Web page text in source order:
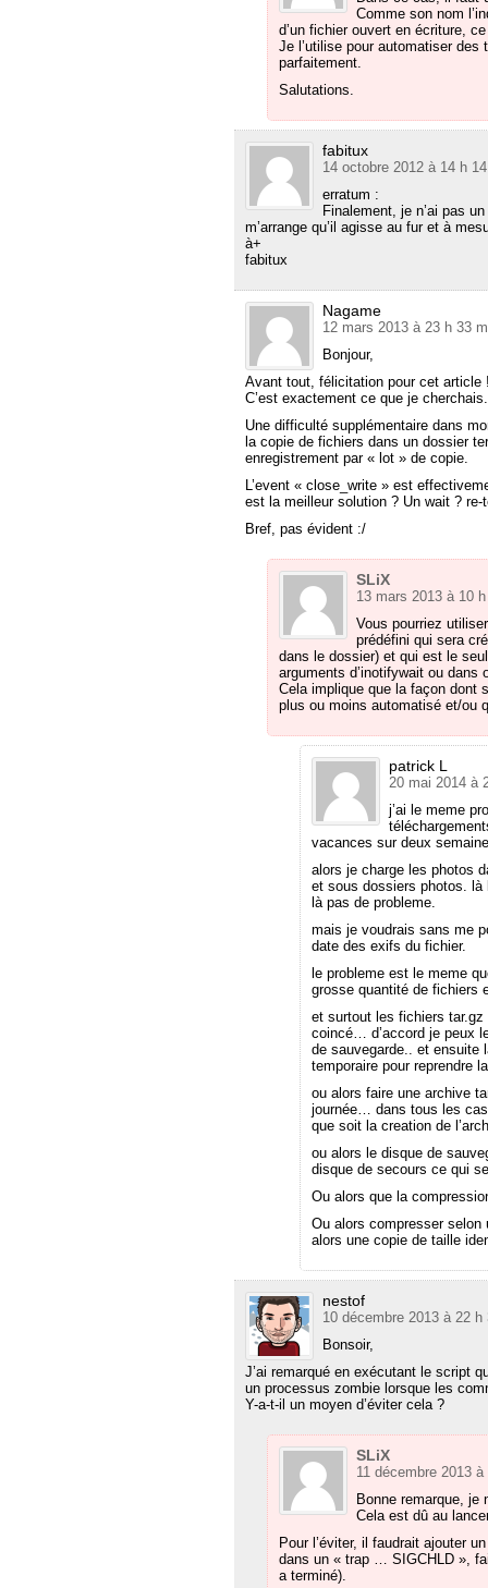
Comme son nom
d’un fichier ouvert en écriture,
Je l’utilise pour automatiser
parfaitement.
Salutations.
fabitux
14 octobre 2012 à 14 h
erratum :
Finalement, je n’ai pas
m’arrange qu’il agisse au fur et à
à+
fabitux
Nagame
12 mars 2013 à 23 h 33
Bonjour,
Avant tout, félicitation pour cet article
C’est exactement ce que je cherchais.
Une difficulté supplémentaire dans
la copie de fichiers dans un dossier
enregistrement par « lot » de copie.
L’event « close_write » est
est la meilleur solution ? Un wait ?
Bref, pas évident :/
SLiX
13 mars 2013 à 10
Vous pourriez
prédéfini qui sera
dans le dossier) et qui est le
arguments d’inotifywait ou dans
Cela implique que la façon dont
plus ou moins automatisé et/ou
patrick L
20 mai 2014 à
j’ai le meme
vacances sur deux
alors je charge les photos
et sous dossiers photos.
là pas de probleme.
mais je voudrais sans me
date des exifs du fichier.
le probleme est le meme
grosse quantité de
et surtout les fichiers
coincé… d’accord je peux
de sauvegarde.. et ensuite
temporaire pour reprendre
ou alors faire une archive
journée… dans tous les
que soit la creation de
ou alors le disque de
disque de secours ce qui
Ou alors que la
Ou alors compresser
alors une copie de taille
nestof
10 décembre 2013 à 22 h
Bonsoir,
J’ai remarqué en exécutant le script
un processus zombie lorsque les
Y-a-t-il un moyen d’éviter cela ?
SLiX
11 décembre 2013
Bonne remarque, je
Cela est dû au
Pour l’éviter, il faudrait ajouter
dans un « trap … SIGCHLD »,
a terminé).